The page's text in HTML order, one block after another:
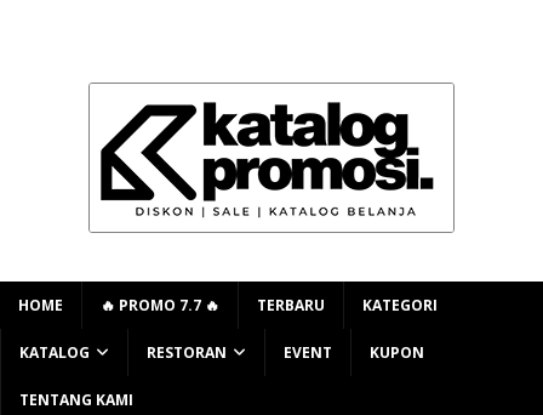
HOME 🔥 PROMO 7.7 🔥 TERBARU KATEGORI
KATALOG RESTORAN EVENT KUPON
TENTANG KAMI